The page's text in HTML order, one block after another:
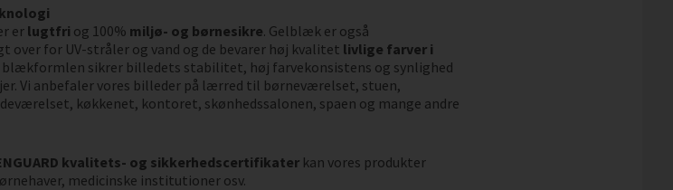
erlugtfri og 100% miljø- og børnesikre. Gelblæk er også
over for UV-stråler og vand og de bevarer høj kvalitet livlige farver i
blækformlen sikrer billedets stabilitet, høj farvekonsistens og synlighed
Vi anbefaler vores billeder på lærred til børneværelset, stuen,
køkkenet, kontoret, skønhedssalonen, spaen og mange andre
kvalitets- og sikkerhedscertifikaterkan vores produkter
medicinske institutioner osv.